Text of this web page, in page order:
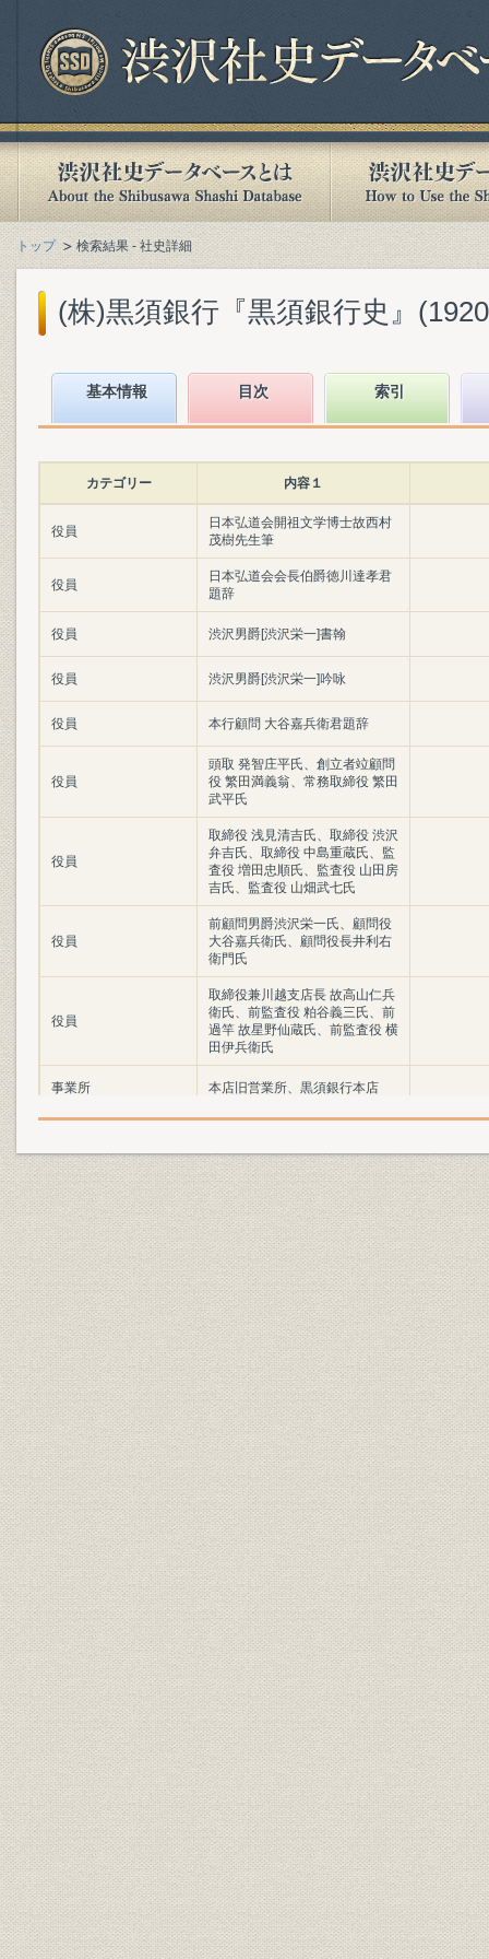
トップ 検索結果 - 社史詳細
(株)黒須銀行『黒須銀行史』
基本情報 目次 索引
カテゴリー 内容１
役員
日本弘道会開祖文学博士故西村
茂樹先生筆
役員
日本弘道会会長伯爵徳川達孝君
題辞
役員 渋沢男爵[渋沢栄一]書翰
役員 渋沢男爵[渋沢栄一]吟咏
役員 本行顧問 大谷嘉兵衛君題辞
役員
頭取 発智庄平氏、創立者竝顧問
役 繁田満義翁、常務取締役 繁田
武平氏
役員
取締役 浅見清吉氏、取締役 渋沢
弁吉氏、取締役 中島重蔵氏、監
査役 増田忠順氏、監査役 山田房
吉氏、監査役 山畑武七氏
役員
前顧問男爵渋沢栄一氏、顧問役
大谷嘉兵衛氏、顧問役長井利右
衛門氏
役員
取締役兼川越支店長 故高山仁兵
衛氏、前監査役 粕谷義三氏、前
過竿 故星野仙蔵氏、前監査役 横
田伊兵衛氏
事業所 本店旧営業所、黒須銀行本店
事業所
黒須銀行入間川支店、本店倉庫
之一部
財務・業績 各期重要種目一覧表 明治33年~
財務・業績 金銀出納年表
財務・業績 純利益及積立金の比較図
財務・業績
諸預金貸付金割引手形及当座預
金貸越金増減表
財務・業績 払込資本金対諸預金比較表
財務・業績 各種預金増減表
沿革 重要記事年表 明治32年~
役員
重役会議、本店営業所執務之光
景
財務・業績 第四十二期営業報告書 大正9年下